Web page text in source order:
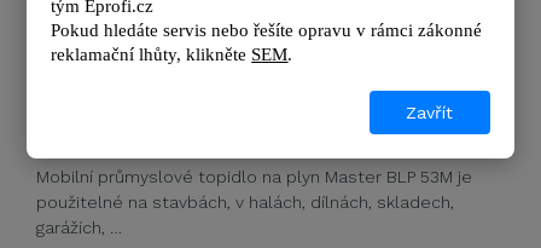
Mobilní průmyslové topidlo na plyn Master BLP 53M je
použitelné na stavbách, v halách, dílnách, skladech,
garážích, …
tým Eprofi.cz
Pokud hledáte servis nebo řešíte opravu v rámci zákonné
reklamační lhůty, klikněte SEM.
Zavřít